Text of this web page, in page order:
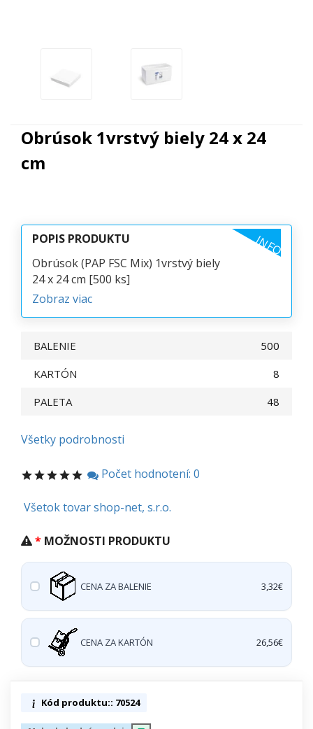
Obrúsok 1vrstvý biely 24 x 24
cm
POPIS PRODUKTU INFO
Obrúsok (PAP FSC Mix) 1vrstvý biely
24 x 24 cm [500 ks]
Zobraz viac
BALENIE
500
KARTÓN
8
PALETA
48
Všetky podrobnosti
Počet hodnotení: 0
Všetok tovar shop-net, s.r.o.
MOŽNOSTI PRODUKTU
CENA ZA BALENIE 3,32€
CENA ZA KARTÓN 26,56€
Kód produktu:: 70524